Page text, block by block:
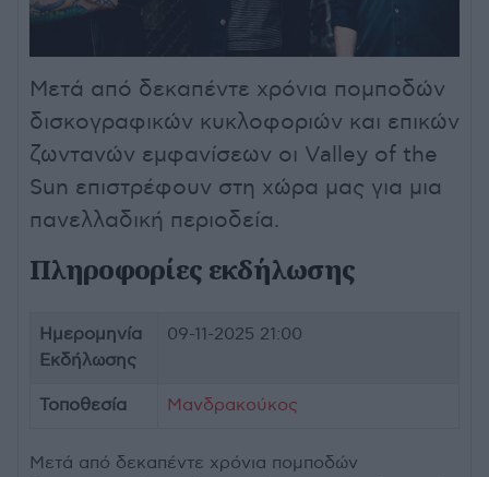
Μετά από δεκαπέντε χρόνια πομποδών
δισκογραφικών κυκλοφοριών και επικών
ζωντανών εμφανίσεων οι Valley of the
Sun επιστρέφουν στη χώρα μας για μια
πανελλαδική περιοδεία.
Πληροφορίες εκδήλωσης
Ημερομηνία
Εκδήλωσης
09-11-2025 21:00
Τοποθεσία Μανδρακούκος
Μετά από δεκαπέντε χρόνια πομποδών